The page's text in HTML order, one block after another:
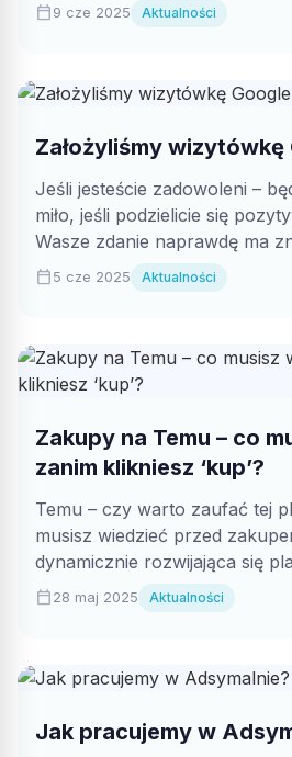
calendar_today9 cze 2025 Aktualności
Założyliśmy wizytówkę
Jeśli jesteście zadowoleni –
miło, jeśli podzielicie się
Wasze zdanie naprawdę ma
calendar_today5 cze 2025 Aktualności
Zakupy na Temu – co
zanim klikniesz ‘kup’?
Temu – czy warto zaufać tej
musisz wiedzieć przed
dynamicznie rozwijająca się
która...
calendar_today28 maj 2025 Aktualności
Jak pracujemy w